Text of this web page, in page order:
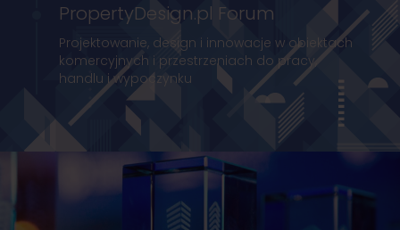
PropertyDesign.pl Forum
Projektowanie, design i innowacje w obiektach
komercyjnych i przestrzeniach do pracy,
handlu i wypoczynku